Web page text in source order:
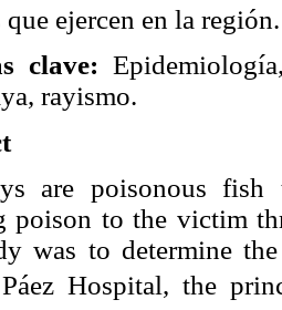
ejercen en la región.
clave:
rayismo.
are poisonous
poison to the victim
was to determine
Hospital, the